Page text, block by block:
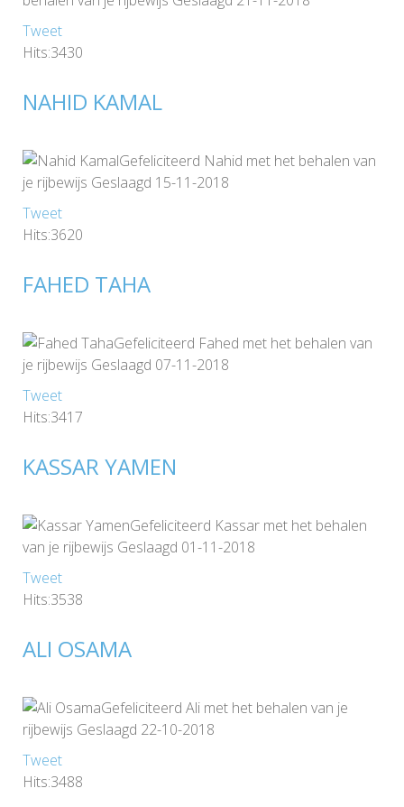
Tweet
Hits:3430
NAHID KAMAL
Gefeliciteerd Nahid met het behalen van
je rijbewijs Geslaagd 15-11-2018
Tweet
Hits:3620
FAHED TAHA
Gefeliciteerd Fahed met het behalen van
je rijbewijs Geslaagd 07-11-2018
Tweet
Hits:3417
KASSAR YAMEN
Gefeliciteerd Kassar met het behalen
van je rijbewijs Geslaagd 01-11-2018
Tweet
Hits:3538
ALI OSAMA
Gefeliciteerd Ali met het behalen van je
rijbewijs Geslaagd 22-10-2018
Tweet
Hits:3488